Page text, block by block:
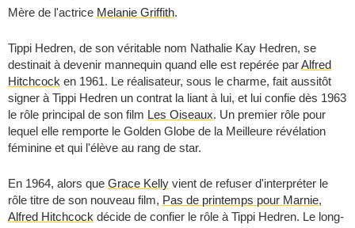
Mère de l'actrice Melanie Griffith.
Tippi Hedren, de son véritable nom Nathalie Kay Hedren, se
destinait à devenir mannequin quand elle est repérée parAlfred
Hitchcock en 1961. Le réalisateur, sous le charme, fait aussitôt
signer à Tippi Hedren un contrat la liant à lui, et lui confie dès 1963
le rôle principal de son film Les Oiseaux. Un premier rôle pour
lequel elle remporte le Golden Globe de la Meilleure révélation
féminine et qui l'élève au rang de star.
En 1964, alors que Grace Kelly vient de refuser d'interpréter le
rôle titre de son nouveau film, Pas de printemps pour Marnie,
Alfred Hitchcock décide de confier le rôle à Tippi Hedren. Le long-